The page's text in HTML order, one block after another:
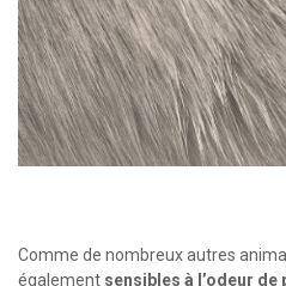
Comme de nombreux autres
également sensibles à l’odeur